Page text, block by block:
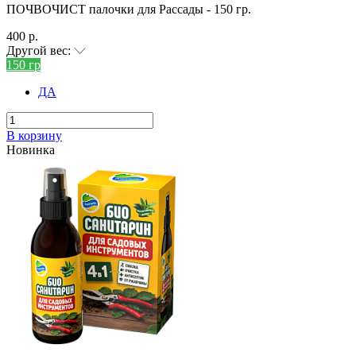
ПОЧВОЧИСТ палочки для Рассады - 150 гр.
400 р.
Другой вес:
150 гр
ДА
В корзину
Новинка